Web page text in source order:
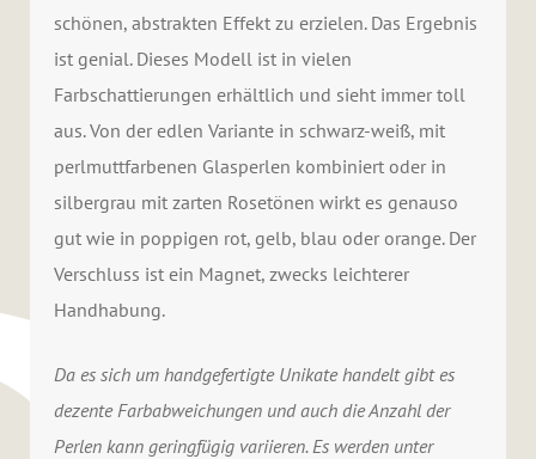
schönen, abstrakten Effekt zu erzielen. Das Ergebnis
ist genial. Dieses Modell ist in vielen
Farbschattierungen erhältlich und sieht immer toll
aus. Von der edlen Variante in schwarz-weiß, mit
perlmuttfarbenen Glasperlen kombiniert oder in
silbergrau mit zarten Rosetönen wirkt es genauso
gut wie in poppigen rot, gelb, blau oder orange. Der
Verschluss ist ein Magnet, zwecks leichterer
Handhabung.
Da es sich um handgefertigte Unikate handelt gibt es
dezente Farbabweichungen und auch die Anzahl der
Perlen kann geringfügig variieren. Es werden unter